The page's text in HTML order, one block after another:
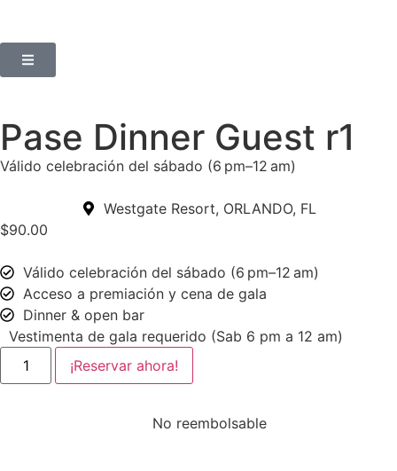
Pase Dinner Guest r1
Válido celebración del sábado (6 pm–12 am)
Westgate Resort, ORLANDO, FL
$90.00
Válido celebración del sábado (6 pm–12 am)
Acceso a premiación y cena de gala
Dinner & open bar
Vestimenta de gala requerido (Sab 6 pm a 12 am)
¡Reservar ahora!
No reembolsable